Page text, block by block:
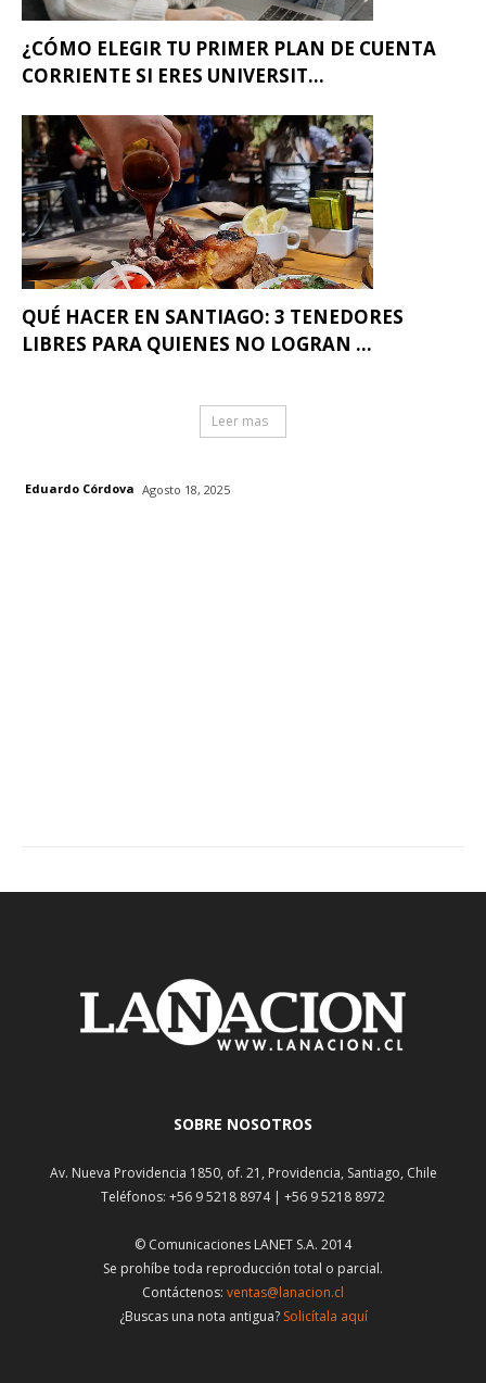
¿CÓMO ELEGIR TU PRIMER PLAN DE CUENTA
CORRIENTE SI ERES UNIVERSIT...
QUÉ HACER EN SANTIAGO: 3 TENEDORES
LIBRES PARA QUIENES NO LOGRAN ...
Leer mas
Eduardo Córdova Agosto 18, 2025
SOBRE NOSOTROS
Av. Nueva Providencia 1850, of. 21, Providencia, Santiago, Chile
Teléfonos: +56 9 5218 8974 | +56 9 5218 8972
© Comunicaciones LANET S.A. 2014
Se prohíbe toda reproducción total o parcial.
Contáctenos: ventas@lanacion.cl
¿Buscas una nota antigua? Solicítala aquí